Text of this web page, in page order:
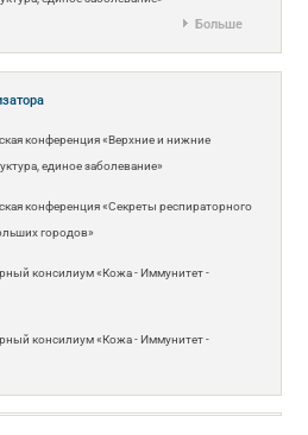
Больше
конференция «Верхние и нижние
единое заболевание»
конференция «Секреты респираторного
городов»
консилиум «Кожа - Иммунитет -
консилиум «Кожа - Иммунитет -